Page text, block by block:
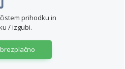
prihodku in
/ izgubi.